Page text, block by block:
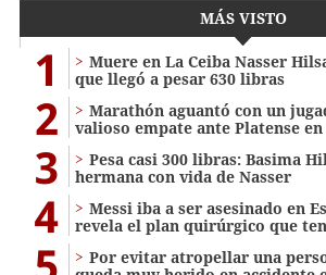
MÁS VISTO
1
Muere en La Ceiba Nasser
que llegó a pesar 630 libras
2
Marathón aguantó con un
valioso empate ante Platense
3
Pesa casi 300 libras: Basima
hermana con vida de Nasser
4
Messi iba a ser asesinado en
revela el plan quirúrgico que
Por evitar atropellar una